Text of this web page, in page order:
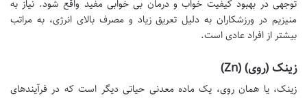
توجهی در بهبود کیفیت خواب و درمان بی خوابی مفید واقع شود. نیاز به
منیزیم در ورزشکاران به دلیل تعریق زیاد و مصرف بالای انرژی، به مراتب
بیشتر از افراد عادی است.
زینک (روی) (Zn)
زینک، یا همان روی، یک ماده معدنی حیاتی دیگر است که در فرآیندهای